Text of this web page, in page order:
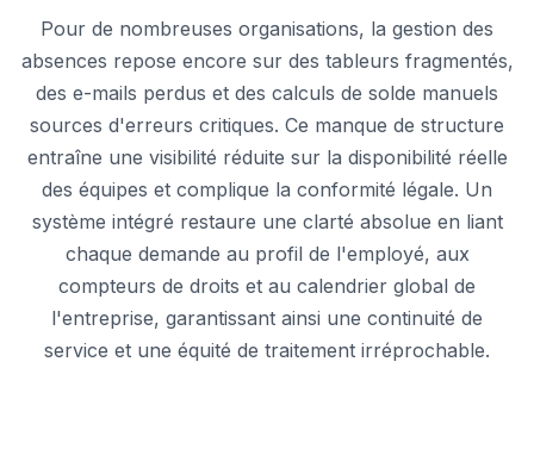
Pour de nombreuses organisations, la gestion des
absences repose encore sur des tableurs fragmentés,
des e-mails perdus et des calculs de solde manuels
sources d'erreurs critiques. Ce manque de structure
entraîne une visibilité réduite sur la disponibilité réelle
des équipes et complique la conformité légale. Un
système intégré restaure une clarté absolue en liant
chaque demande au profil de l'employé, aux
compteurs de droits et au calendrier global de
l'entreprise, garantissant ainsi une continuité de
service et une équité de traitement irréprochable.